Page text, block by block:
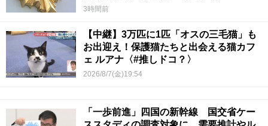
3時間前
【中継】3万匹に1匹「オスの三毛猫」も
お出迎え！保護猫たちと出会える猫カフ
ェ ルアナ〈#推しドコ？〉
2026/8/7(金)19:54
「一歩前進」四国の新幹線 国交省ケー